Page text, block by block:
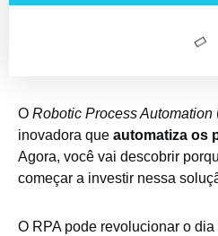
O Robotic Process Automation
inovadora que automatiza os
Agora, você vai descobrir
começar a investir nessa
O RPA pode revolucionar o